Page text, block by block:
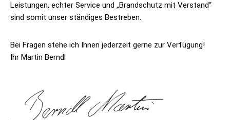
Leistungen, echter Service und „Brandschutz mit Verstand“
sind somit unser ständiges Bestreben.
Bei Fragen stehe ich Ihnen jederzeit gerne zur Verfügung!
Ihr Martin Berndl